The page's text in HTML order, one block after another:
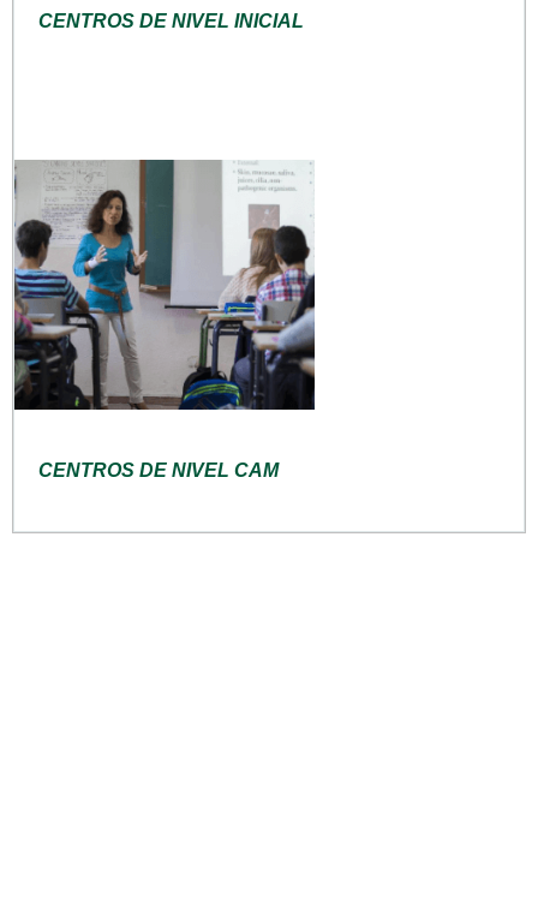
CENTROS DE NIVEL INICIAL
CENTROS DE NIVEL CAM